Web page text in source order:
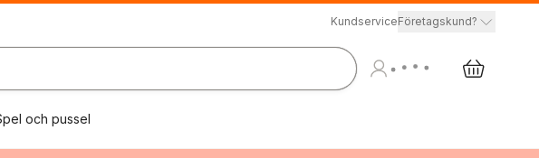
KundserviceFöretagskund?
och pussel